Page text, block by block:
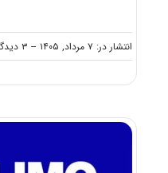
انتشار در: ۷ مرداد, ۱۴۰۵ -- ۳ دیدگاه